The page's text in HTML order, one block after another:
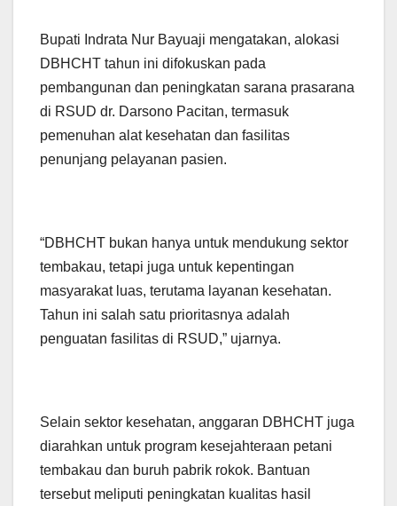
Bupati Indrata Nur Bayuaji mengatakan, alokasi
DBHCHT tahun ini difokuskan pada
pembangunan dan peningkatan sarana prasarana
di RSUD dr. Darsono Pacitan, termasuk
pemenuhan alat kesehatan dan fasilitas
penunjang pelayanan pasien.
“DBHCHT bukan hanya untuk mendukung sektor
tembakau, tetapi juga untuk kepentingan
masyarakat luas, terutama layanan kesehatan.
Tahun ini salah satu prioritasnya adalah
penguatan fasilitas di RSUD,” ujarnya.
Selain sektor kesehatan, anggaran DBHCHT juga
diarahkan untuk program kesejahteraan petani
tembakau dan buruh pabrik rokok. Bantuan
tersebut meliputi peningkatan kualitas hasil